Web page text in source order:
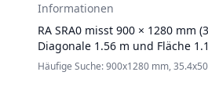
Informationen
RA SRA0 misst 900 × 1280 mm
Diagonale 1.56 m und Fläche
Häufige Suche: 900x1280 mm,